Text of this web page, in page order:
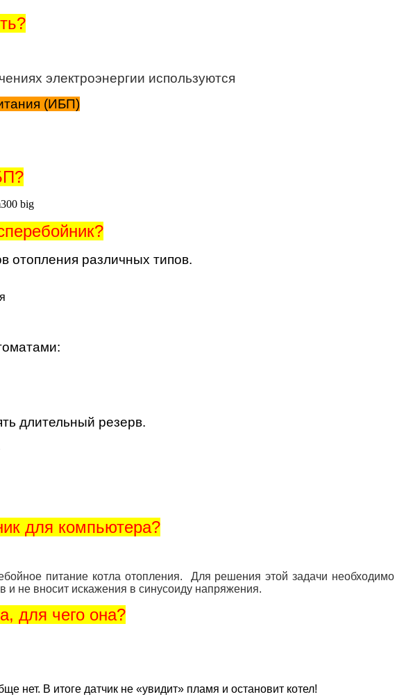
электроэнергии используются
(ИБП)
отопления различных типов.
длительный резерв.
для компьютера?
питание котла отопления. Для решения этой задачи необходимо
и не вносит искажения в синусоиду напряжения.
для чего она?
нет. В итоге датчик не «увидит» пламя и остановит котел!